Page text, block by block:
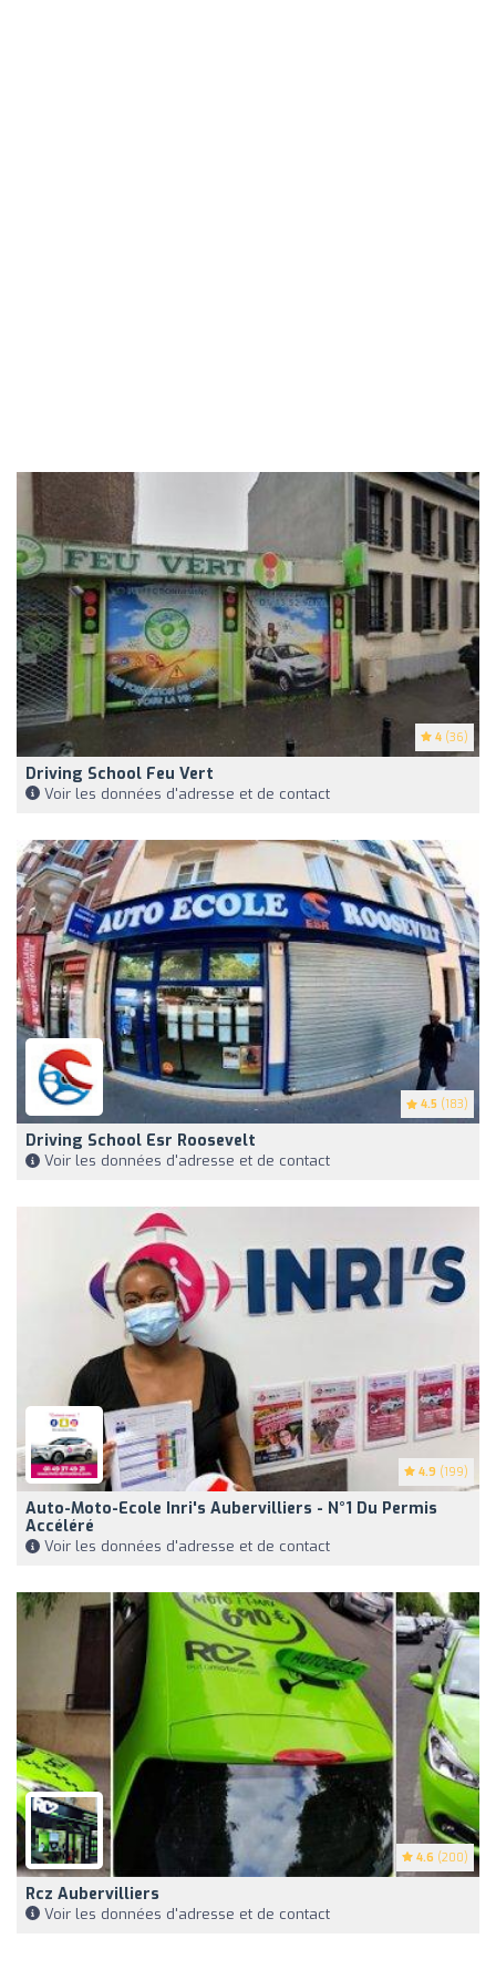
4 (36)
Driving School Feu Vert
Voir les données d'adresse et de contact
4.5 (183)
Driving School Esr Roosevelt
Voir les données d'adresse et de contact
4.9 (199)
Auto-Moto-Ecole Inri's Aubervilliers - N°1 Du Permis
Accéléré
Voir les données d'adresse et de contact
4.6 (200)
Rcz Aubervilliers
Voir les données d'adresse et de contact